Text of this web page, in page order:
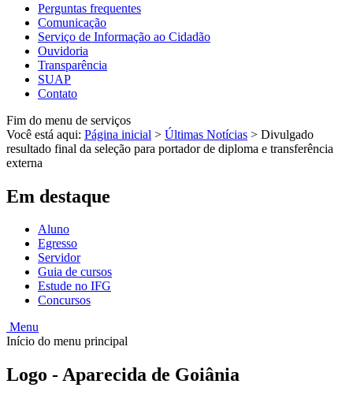
Perguntas frequentes
Comunicação
Serviço de Informação ao Cidadão
Ouvidoria
Transparência
SUAP
Contato
Fim do menu de serviços
Você está aqui: Página inicial > Últimas Notícias > Divulgado
resultado final da seleção para portador de diploma e transferência
externa
Em destaque
Aluno
Egresso
Servidor
Guia de cursos
Estude no IFG
Concursos
Menu
Início do menu principal
Logo - Aparecida de Goiânia